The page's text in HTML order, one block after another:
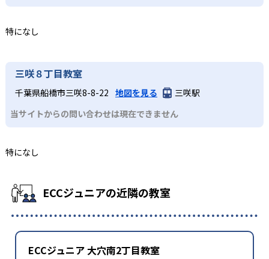
特になし
三咲８丁目教室
千葉県船橋市三咲8-8-22 地図を見る
三咲駅
当サイトからの問い合わせは現在できません
特になし
ECCジュニアの近隣の教室
ECCジュニア 大穴南2丁目教室